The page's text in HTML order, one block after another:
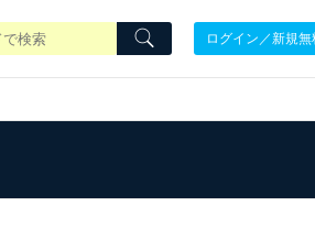
ログイン／新規無